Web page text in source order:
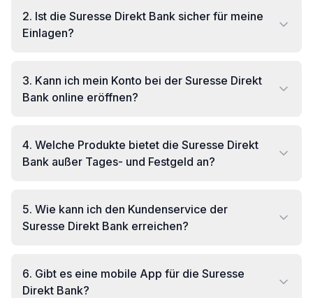
2. Ist die Suresse Direkt Bank sicher für meine
Einlagen?
3. Kann ich mein Konto bei der Suresse Direkt
Bank online eröffnen?
4. Welche Produkte bietet die Suresse Direkt
Bank außer Tages- und Festgeld an?
5. Wie kann ich den Kundenservice der
Suresse Direkt Bank erreichen?
6. Gibt es eine mobile App für die Suresse
Direkt Bank?